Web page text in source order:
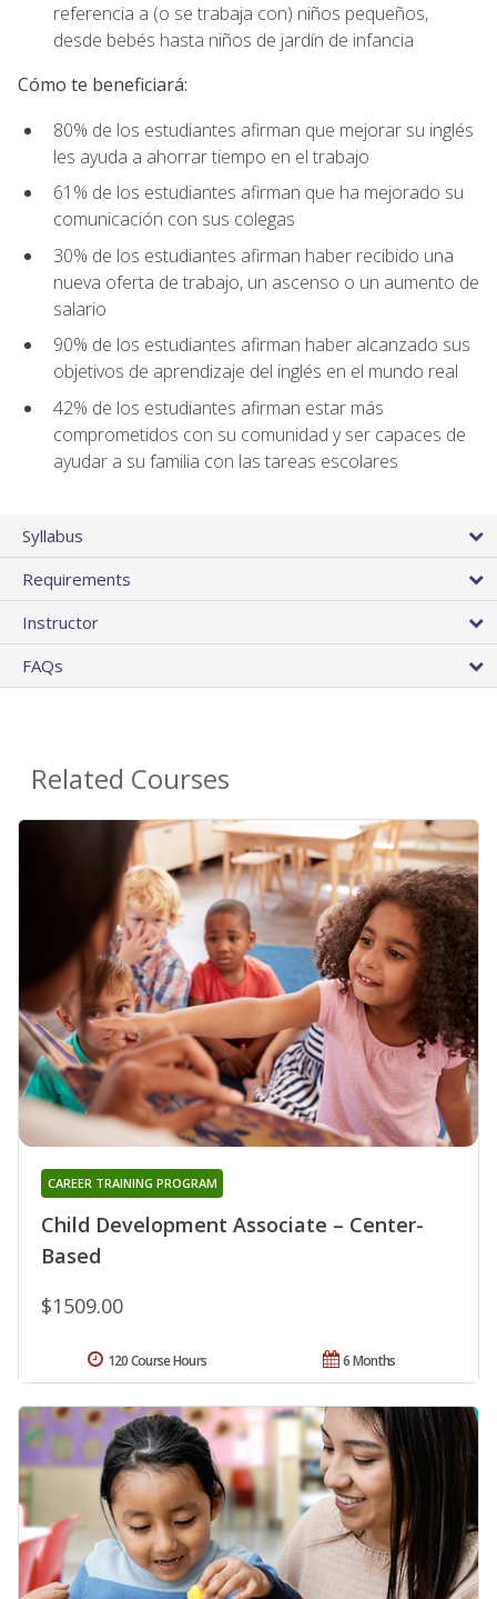
referencia a (o se trabaja con) niños pequeños,
desde bebés hasta niños de jardín de infancia
Cómo te beneficiará:
80% de los estudiantes afirman que mejorar su inglés
les ayuda a ahorrar tiempo en el trabajo
61% de los estudiantes afirman que ha mejorado su
comunicación con sus colegas
30% de los estudiantes afirman haber recibido una
nueva oferta de trabajo, un ascenso o un aumento de
salario
90% de los estudiantes afirman haber alcanzado sus
objetivos de aprendizaje del inglés en el mundo real
42% de los estudiantes afirman estar más
comprometidos con su comunidad y ser capaces de
ayudar a su familia con las tareas escolares
Syllabus
Requirements
Instructor
FAQs
Related Courses
Child Development Associate – Center-
Based
CAREER TRAINING PROGRAM
$1509.00
6 Months
120 Course Hours